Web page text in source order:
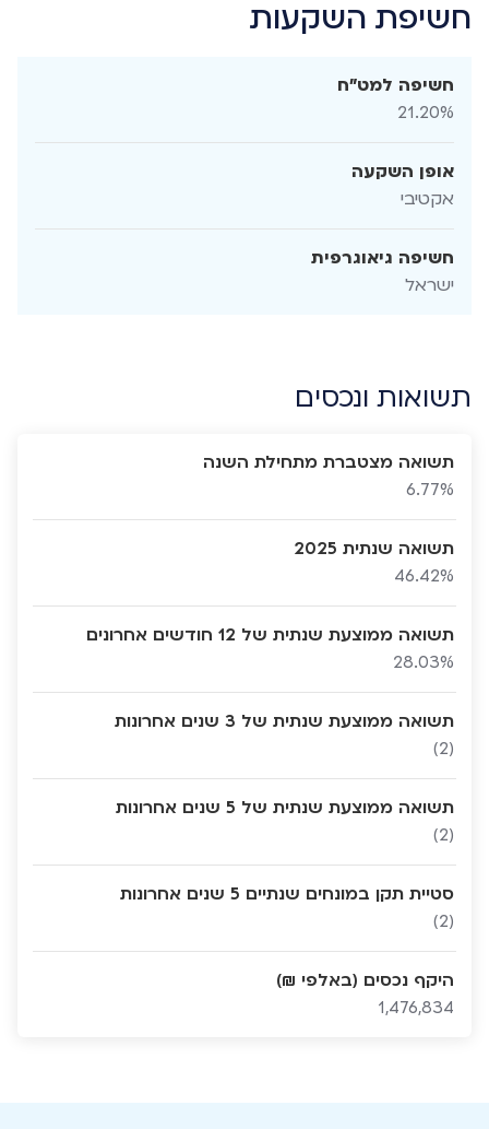
חשיפת השקעות
חשיפה למט"ח
21.20%
אופן השקעה
אקטיבי
חשיפה גיאוגרפית
ישראל
תשואות ונכסים
תשואה מצטברת מתחילת השנה
6.77%
תשואה שנתית 2025
46.42%
תשואה ממוצעת שנתית של 12 חודשים אחרונים
28.03%
תשואה ממוצעת שנתית של 3 שנים אחרונות
(2)
תשואה ממוצעת שנתית של 5 שנים אחרונות
(2)
סטיית תקן במונחים שנתיים 5 שנים אחרונות
(2)
היקף נכסים (באלפי ₪)
1,476,834